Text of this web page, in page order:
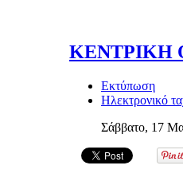
ΚΕΝΤΡΙΚΗ
Εκτύπωση
Ηλεκτρονικό
Σάββατο, 17